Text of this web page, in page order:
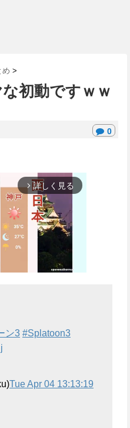
め >
な初動ですｗｗ
0
arrow_forward_ios 詳しく見る
e
ン3 #Splatoon3
Tue Apr 04 13:13:19